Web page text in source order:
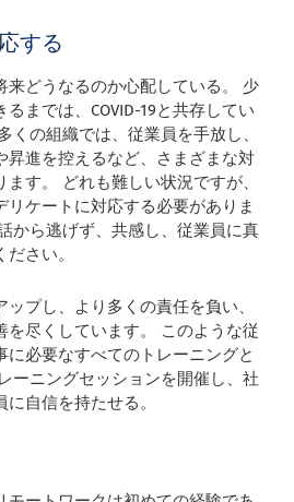
する
来どうなるのか心配している。 少
までは、COVID-19と共存してい
くの組織では、従業員を手放し、
昇進を控えるなど、さまざまな対
す。 どれも難しい状況ですが、
リケートに対応する必要がありま
から逃げず、共感し、従業員に真
さい。
プし、より多くの責任を負い、
を尽くしています。 このような従
に必要なすべてのトレーニングと
ーニングセッションを開催し、社
自信を持たせる。